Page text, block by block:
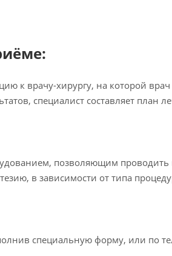
к врачу-хирургу, на которой
специалист составляет план
позволяющим проводить
в зависимости от типа
специальную форму, или по